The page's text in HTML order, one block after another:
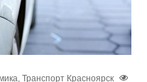
, Транспорт Красноярск